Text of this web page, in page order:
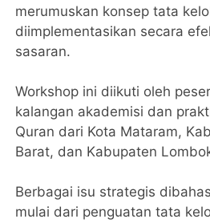
merumuskan konsep tata
diimplementasikan secara
sasaran.
‎Workshop ini diikuti oleh
kalangan akademisi dan
Quran dari Kota Mataram,
Barat, dan Kabupaten
‎Berbagai isu strategis
mulai dari penguatan tata